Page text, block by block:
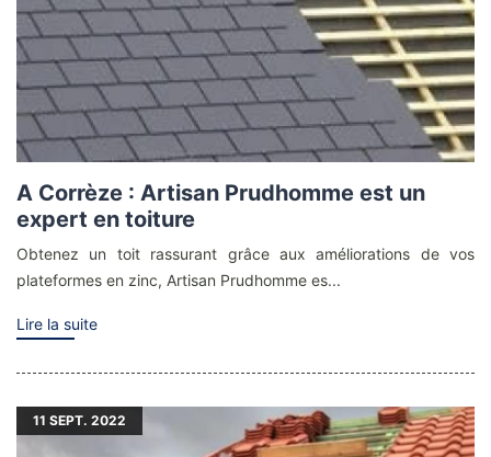
A Corrèze : Artisan Prudhomme est un
expert en toiture
Obtenez un toit rassurant grâce aux améliorations de vos
plateformes en zinc, Artisan Prudhomme es...
Lire la suite
11 SEPT. 2022